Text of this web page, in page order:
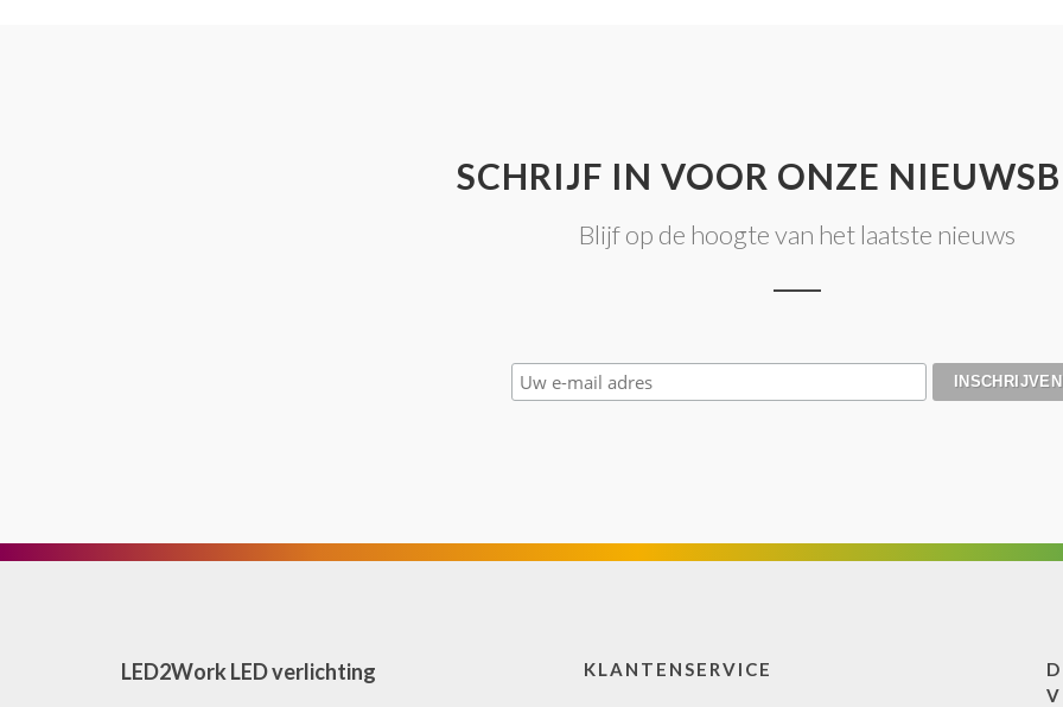
SCHRIJF IN VOOR ONZE
Blijf op de hoogte van het laatste nieuws
LED2Work LED verlichting KLANTENSERVICE